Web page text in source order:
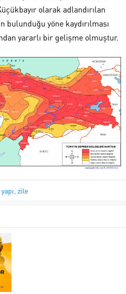
olarak adlandırılan
bulunduğu yöne kaydırılması
yararlı bir gelişme olmuştur.
yapı zile